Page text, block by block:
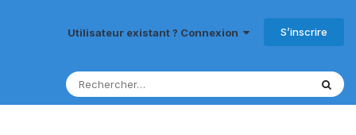
Utilisateur existant ? Connexion S’inscrire